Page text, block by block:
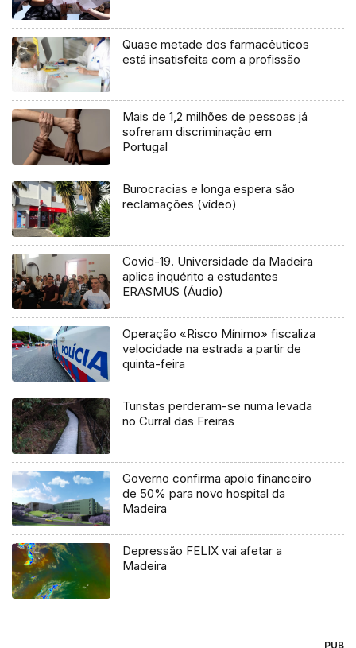
Quase metade dos farmacêuticos
está insatisfeita com a profissão
Mais de 1,2 milhões de pessoas já
sofreram discriminação em
Portugal
Burocracias e longa espera são
reclamações (vídeo)
Covid-19. Universidade da Madeira
aplica inquérito a estudantes
ERASMUS (Áudio)
Operação «Risco Mínimo» fiscaliza
velocidade na estrada a partir de
quinta-feira
Turistas perderam-se numa levada
no Curral das Freiras
Governo confirma apoio financeiro
de 50% para novo hospital da
Madeira
Depressão FELIX vai afetar a
Madeira
PUB